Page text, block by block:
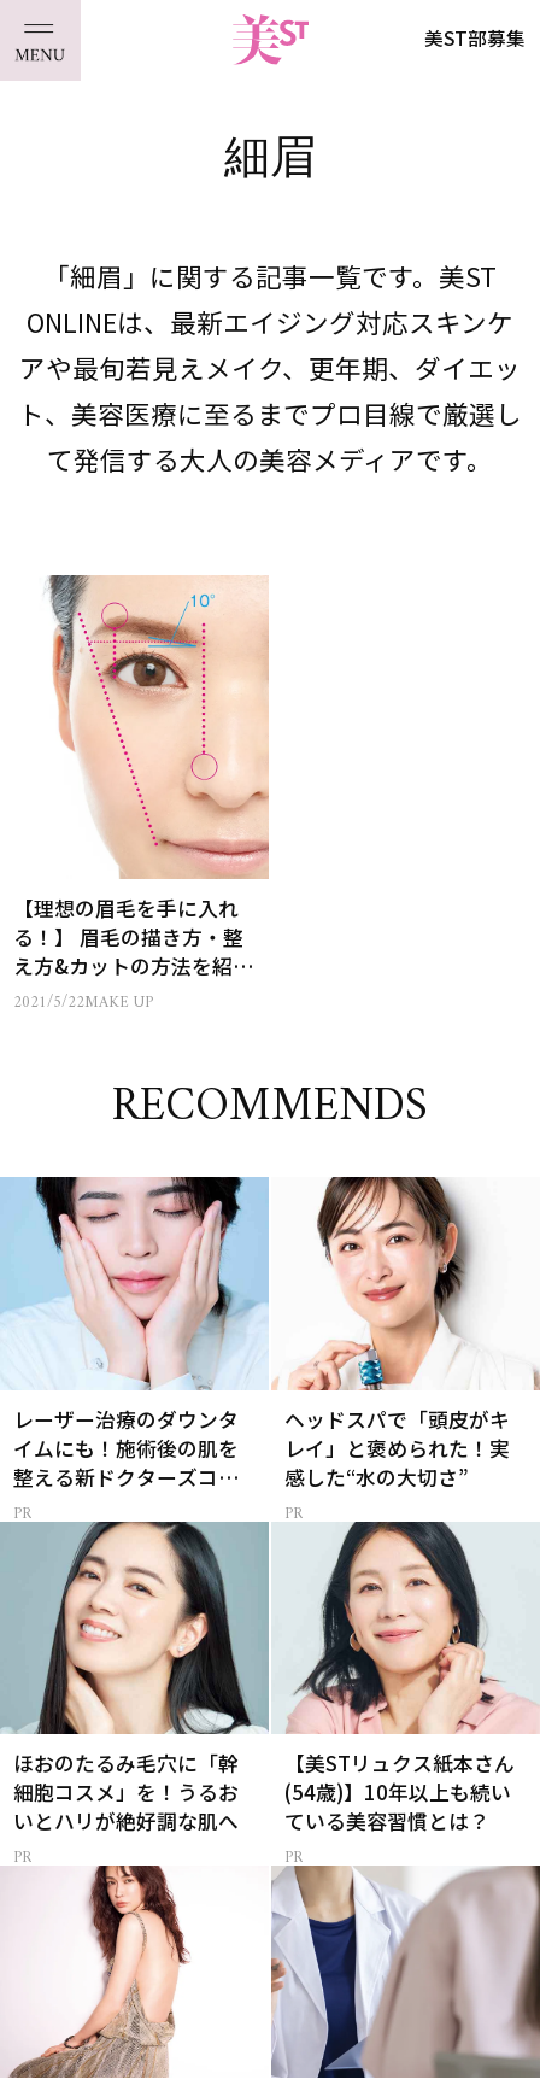
美ST部募集
細眉
「細眉」に関する記事一覧です。美ST
ONLINEは、最新エイジング対応スキンケ
アや最旬若見えメイク、更年期、ダイエッ
ト、美容医療に至るまでプロ目線で厳選し
て発信する大人の美容メディアです。
【理想の眉毛を手に入れ
る！】 眉毛の描き方・整
え方&カットの方法を紹
介！ 失敗しない眉毛メー
2021/5/22MAKE UP
RECOMMENDS
レーザー治療のダウンタ
イムにも！施術後の肌を
整える新ドクターズコス
メ
ヘッドスパで「頭皮がキ
レイ」と褒められた！実
感した“水の大切さ”
ほおのたるみ毛穴に「幹
細胞コスメ」を！うるお
いとハリが絶好調な肌へ
【美STリュクス紙本さん
(54歳)】10年以上も続い
ている美容習慣とは？